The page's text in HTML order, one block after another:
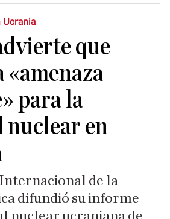
Ucrania
que
«amenaza
para la
nuclear en
de la
difundió su informe
nuclear ucraniana de